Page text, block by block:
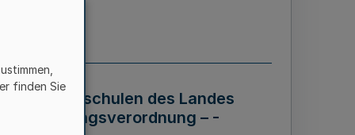
der Hochschulen des Landes
– -
finden Sie